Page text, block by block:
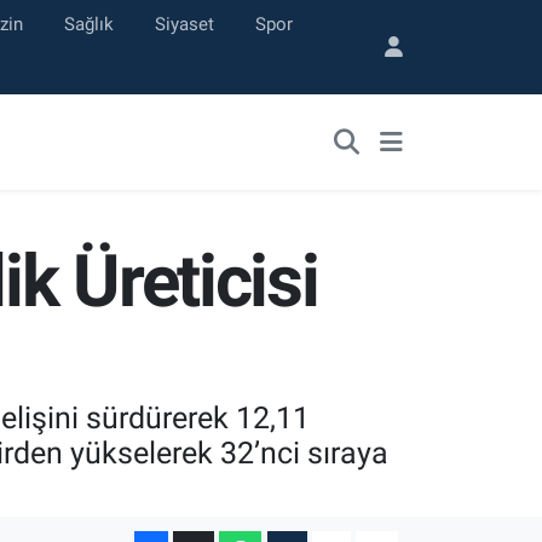
Sağlık Siyaset Spor
Üreticisi
sürdürerek 12,11
yükselerek 32’nci sıraya